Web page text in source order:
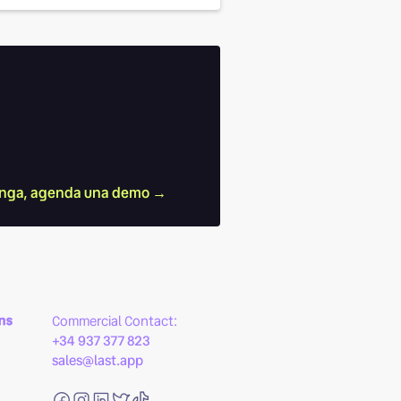
agenda una demo →
Commercial Contact:
+34 937 377 823
sales@last.app